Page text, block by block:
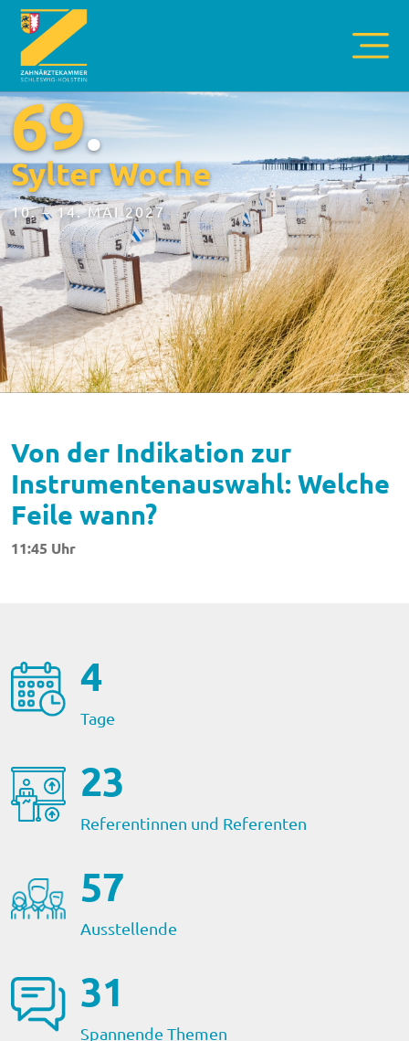
69.
Sylter Woche
10. – 14. MAI 2027
Von der Indikation zur
Instrumentenauswahl: Welche
Feile wann?
11:45 Uhr
4
Tage
23
Referentinnen und Referenten
59
Ausstellende
32
Spannende Themen